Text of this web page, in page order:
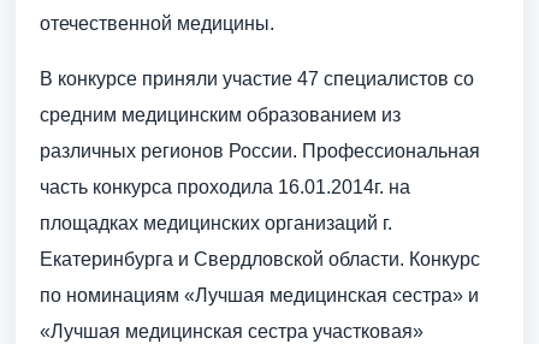
отечественной медицины.
В конкурсе приняли участие 47 специалистов со
средним медицинским образованием из
различных регионов России. Профессиональная
часть конкурса проходила 16.01.2014г. на
площадках медицинских организаций г.
Екатеринбурга и Свердловской области. Конкурс
по номинациям «Лучшая медицинская сестра» и
«Лучшая медицинская сестра участковая»